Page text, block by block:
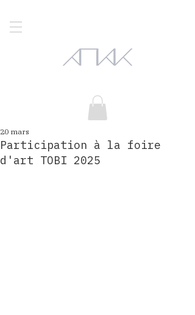
Participation à la foire
d'art TOBI 2025
20 mars